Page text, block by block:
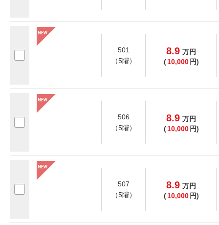
501
（5階）
8.9 万円
( 10,000 円)
506
（5階）
8.9 万円
( 10,000 円)
507
（5階）
8.9 万円
( 10,000 円)